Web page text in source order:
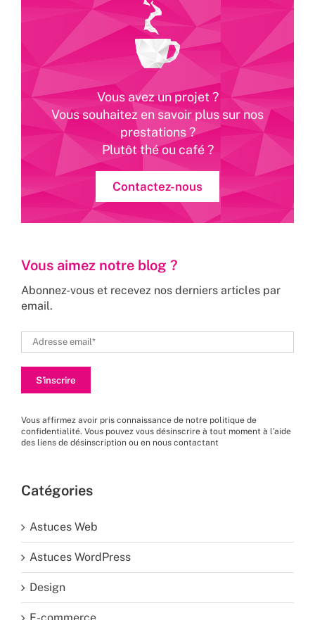
Vous avez un projet ?
Vous souhaitez en savoir plus sur nos
prestations ?
Plutôt thé ou café ?
Contactez-nous
Vous aimez notre blog ?
Abonnez-vous et recevez nos derniers articles par
email.
Vous affirmez avoir pris connaissance de notre politique de
confidentialité. Vous pouvez vous désinscrire à tout moment à l’aide
des liens de désinscription ou en nous contactant
Catégories
Astuces Web
Astuces WordPress
Design